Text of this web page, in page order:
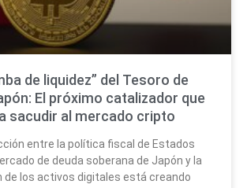
de liquidez” del Tesoro de
El próximo catalizador que
sacudir al mercado cripto
entre la política fiscal de Estados
de deuda soberana de Japón y la
de los activos digitales está creando